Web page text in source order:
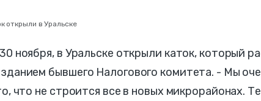
открыли в Уральске
ноября, в Уральске открыли каток, который
бывшего Налогового комитета. - Мы
что не строится все в новых микрорайонах.